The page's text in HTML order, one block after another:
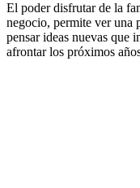
El poder disfrutar de la
negocio, permite ver una
pensar ideas nuevas que
afrontar los próximos